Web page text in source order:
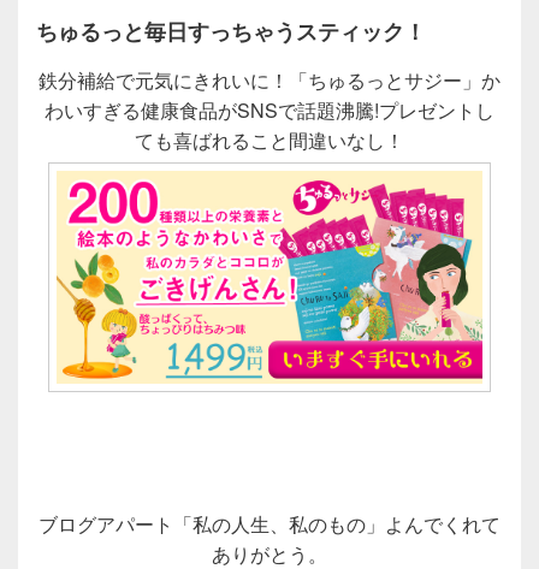
ちゅるっと毎日すっちゃうスティック！
鉄分補給で元気にきれいに！「ちゅるっとサジー」か
わいすぎる健康食品がSNSで話題沸騰!プレゼントし
ても喜ばれること間違いなし！
ブログアパート「私の人生、私のもの」よんでくれて
ありがとう。